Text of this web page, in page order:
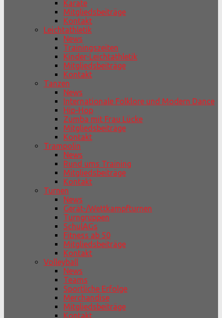
Karate
Mitgliedsbeiträge
Kontakt
Leichtathletik
News
Trainingszeiten
Kinder-Leichtathletik
Mitgliedsbeiträge
Kontakt
Tanzen
News
Internationale Folklore und Modern Dance
Hip-Hop
Zumba mit Frau Lücke
Mitgliedsbeiträge
Kontakt
Trampolin
News
Rund ums Training
Mitgliedsbeiträge
Kontakt
Turnen
News
Gerät-/Wettkampfturnen
Turngruppen
SchulAGs
Fitness ab 50
Mitgliedsbeiträge
Kontakt
Volleyball
News
Teams
Sportliche Erfolge
Merchandise
Mitgliedsbeiträge
Kontakt